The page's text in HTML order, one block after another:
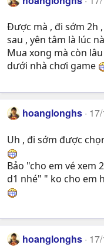
Được mà , đi sớm 2h
sau , yên tâm là lúc
Mua xong mà còn
dưới nhà chơi game
hoanglonghs
Uh , đi sớm được
Bảo "cho em vé xem
d1 nhé" " ko cho em
hoanglonghs